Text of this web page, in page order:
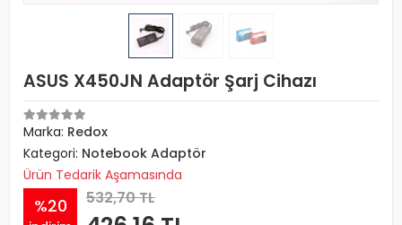
ASUS X450JN Adaptör Şarj Cihazı
Marka: Redox
Kategori: Notebook Adaptör
Ürün Tedarik Aşamasında
%20 532,70 TL